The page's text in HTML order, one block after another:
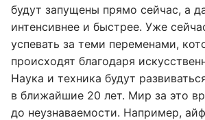
будут запущены прямо сейчас, а
интенсивнее и быстрее. Уже
успевать за теми переменами,
происходят благодаря
Наука и техника будут
в ближайшие 20 лет. Мир за это
до неузнаваемости. Например,